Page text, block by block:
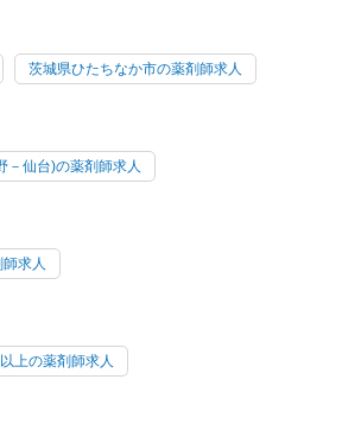
茨城県ひたちなか市の薬剤師求人
－仙台)の薬剤師求人
求人
上の薬剤師求人